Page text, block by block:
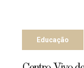
Educação